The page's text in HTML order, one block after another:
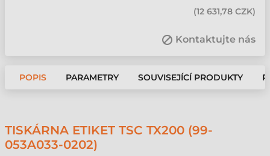
(12 631,78 CZK)
Kontaktujte nás
POPIS PARAMETRY SOUVISEJÍCÍ PRODUKTY
TISKÁRNA ETIKET TSC TX200 (99-
053A033-0202)